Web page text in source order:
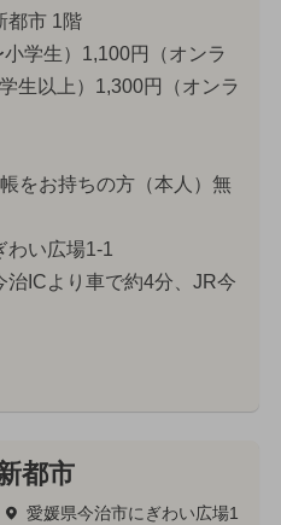
都市 1階
学生）1,100円（オンラ
生以上）1,300円（オンラ
をお持ちの方（本人）無
わい広場1-1
治ICより車で約4分、JR今
都市
愛媛県今治市にぎわい広場1